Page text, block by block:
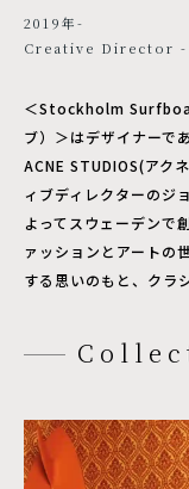
2019年-
Creative Director - マ
＜Stockholm
ブ）＞はデザイナーで
ACNE STUDIOS(アク
ィブディレクターの
よってスウェーデンで
ァッションとアートの
する思いのもと、クラ